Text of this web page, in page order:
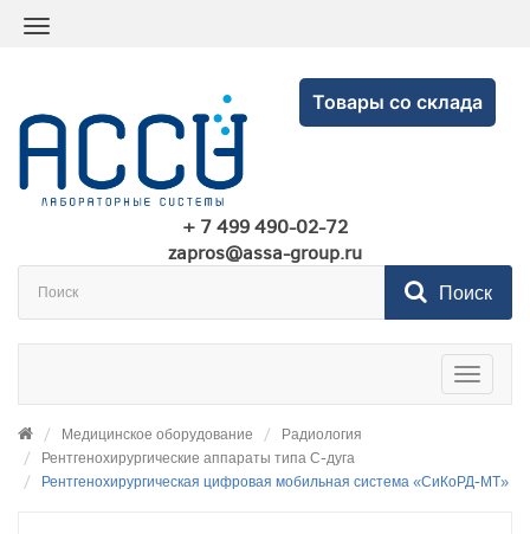
Товары со склада
+ 7 499 490-02-72
zapros@assa-group.ru
Поиск
Toggle
Медицинское оборудование
Радиология
Рентгенохирургические аппараты типа С-дуга
Рентгенохирургическая цифровая мобильная система «СиКоРД-МТ»